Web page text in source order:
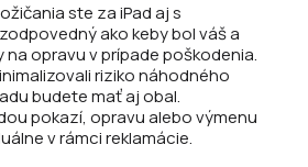
ste za iPad aj s
ako keby bol váš a
na opravu v prípade poškodenia.
riziko náhodného
budete mať aj obal.
pokazí, opravu alebo výmenu
v rámci reklamácie.